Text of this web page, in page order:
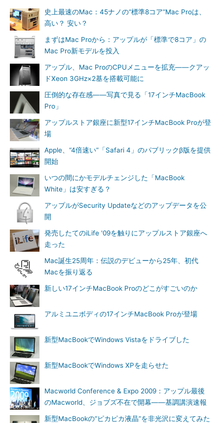
史上最速のMac：45ナノの“標準8コア”Mac Proは、
高い？ 安い？
まずはMac Proから：アップルが「標準で8コア」の
Mac Pro新モデルを投入
アップル、Mac ProのCPUメニューを拡充――クアッ
ドXeon 3GHz×2基を搭載可能に
圧倒的な存在感――写真で見る「17インチMacBook
Pro」
アップルストア銀座に新型17インチMacBook Proが登
場
Apple、“4倍速い”「Safari 4」のパブリックβ版を提供
開始
いつの間にかモデルチェンジした「MacBook
White」は安すぎる？
アップルがSecurity Updateなどのアップデータを公
開
発売したてのiLife '09を触りにアップルストア銀座へ
走った
Mac誕生25周年：伝説のデビューから25年、初代
Macを振り返る
新しい17インチMacBook Proのどこがすごいのか
アルミユニボディの17インチMacBook Proが登場
新型MacBookでWindows Vistaをドライブした
新型MacBookでWindows XPを走らせた
Macworld Conference & Expo 2009：アップル最後
のMacworld、ジョブズ不在で開幕――基調講演速報
新型MacBookの“ピカピカ液晶”を非光沢に変えてみた